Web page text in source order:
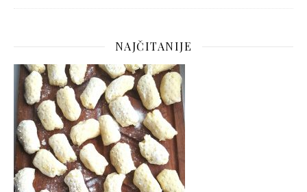
NAJČITANIJE